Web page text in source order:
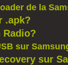
de la
.apk?
Radio?
sur
sur